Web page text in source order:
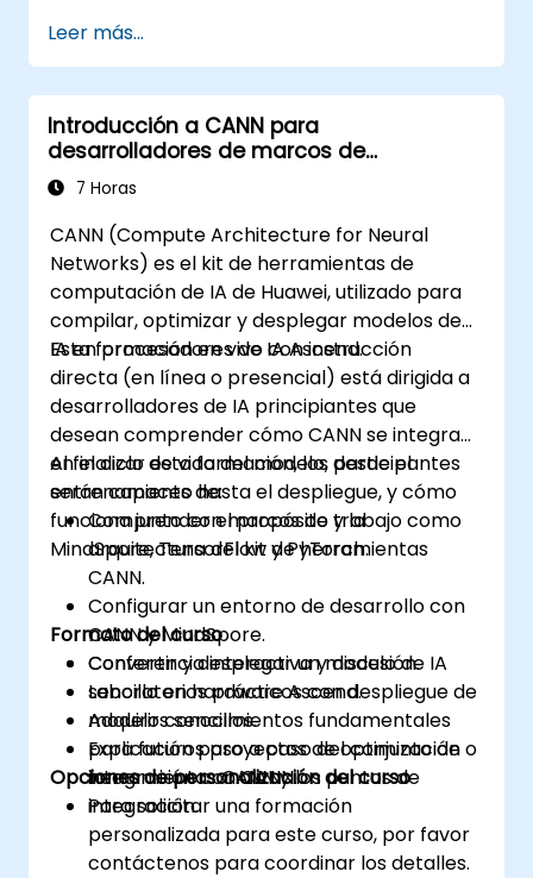
Leer más...
Introducción a CANN para
desarrolladores de marcos de
inteligencia artificial
7 Horas
CANN (Compute Architecture for Neural
Networks) es el kit de herramientas de
computación de IA de Huawei, utilizado para
compilar, optimizar y desplegar modelos de
IA en procesadores de IA Ascend.
Esta formación en vivo con instrucción
directa (en línea o presencial) está dirigida a
desarrolladores de IA principiantes que
desean comprender cómo CANN se integra
en el ciclo de vida del modelo, desde el
entrenamiento hasta el despliegue, y cómo
funciona junto con marcos de trabajo como
MindSpore, TensorFlow y PyTorch.
Al finalizar esta formación, los participantes
serán capaces de:
Comprender el propósito y la
arquitectura del kit de herramientas
CANN.
Configurar un entorno de desarrollo con
CANN y MindSpore.
Convertir y desplegar un modelo de IA
sencillo en hardware Ascend.
Adquirir conocimientos fundamentales
para futuros proyectos de optimización o
integración con CANN.
Formato del curso
Conferencia interactiva y discusión.
Laboratorios prácticos con despliegue de
modelos sencillos.
Explicación paso a paso del conjunto de
herramientas CANN y los puntos de
integración.
Opciones de personalización del curso
Para solicitar una formación
personalizada para este curso, por favor
contáctenos para coordinar los detalles.